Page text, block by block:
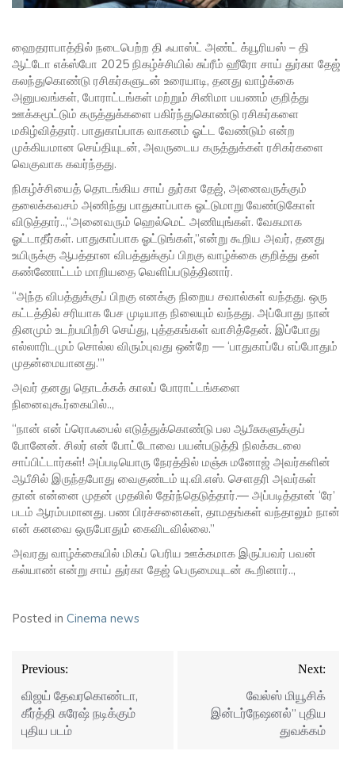
ஹைதராபாத்தில் நடைபெற்ற தி ஃபாஸ்ட் அண்ட் க்யூரியஸ் – தி
ஆட்டோ எக்ஸ்போ 2025 நிகழ்ச்சியில் சுப்ரீம் ஹீரோ சாய் துர்கா தேஜ்
கலந்துகொண்டு ரசிகர்களுடன் உரையாடி, தனது வாழ்க்கை
அனுபவங்கள், போராட்டங்கள் மற்றும் சினிமா பயணம் குறித்து
ஊக்கமூட்டும் கருத்துக்களை பகிர்ந்துகொண்டு ரசிகர்களை
மகிழ்வித்தார். பாதுகாப்பாக வாகனம் ஓட்ட வேண்டும் என்ற
முக்கியமான செய்தியுடன், அவருடைய கருத்துக்கள் ரசிகர்களை
வெகுவாக கவர்ந்தது.
நிகழ்ச்சியைத் தொடங்கிய சாய் துர்கா தேஜ், அனைவருக்கும்
தலைக்கவசம் அணிந்து பாதுகாப்பாக ஓட்டுமாறு வேண்டுகோள்
விடுத்தார்..,“அனைவரும் ஹெல்மெட் அணியுங்கள். வேகமாக
ஓட்டாதீர்கள். பாதுகாப்பாக ஓட்டுங்கள்,”என்று கூறிய அவர், தனது
உயிருக்கு ஆபத்தான விபத்துக்குப் பிறகு வாழ்க்கை குறித்து தன்
கண்ணோட்டம் மாறியதை வெளிப்படுத்தினார்.
“அந்த விபத்துக்குப் பிறகு எனக்கு நிறைய சவால்கள் வந்தது. ஒரு
கட்டத்தில் சரியாக பேச முடியாத நிலையும் வந்தது. அப்போது நான்
தினமும் உடற்பயிற்சி செய்து, புத்தகங்கள் வாசித்தேன். இப்போது
எல்லாரிடமும் சொல்ல விரும்புவது ஒன்றே — ‘பாதுகாப்பே எப்போதும்
முதன்மையானது.’”
அவர் தனது தொடக்கக் காலப் போராட்டங்களை
நினைவுகூர்கையில்..,
“நான் என் ப்ரொஃபைல் எடுத்துக்கொண்டு பல ஆபீசுகளுக்குப்
போனேன். சிலர் என் போட்டோவை பயன்படுத்தி நிலக்கடலை
சாப்பிட்டார்கள்! அப்படியொரு நேரத்தில் மஞ்சு மனோஜ் அவர்களின்
ஆபீசில் இருந்தபோது வைகுண்டம் யு.வி.எஸ். சௌதரி அவர்கள்
தான் என்னை முதன் முதலில் தேர்ந்தெடுத்தார்.— அப்படித்தான் ‘ரே’
படம் ஆரம்பமானது. பண பிரச்சனைகள், தாமதங்கள் வந்தாலும் நான்
என் கனவை ஒருபோதும் கைவிடவில்லை.”
அவரது வாழ்க்கையில் மிகப் பெரிய ஊக்கமாக இருப்பவர் பவன்
கல்யாண் என்று சாய் துர்கா தேஜ் பெருமையுடன் கூறினார்..,
Posted in Cinema news
Post
navigation
Previous:
விஜய் தேவரகொண்டா,
கீர்த்தி சுரேஷ் நடிக்கும்
புதிய படம்
Next:
வேல்ஸ் மியூசிக்
இன்டர்நேஷனல்” புதிய
துவக்கம்